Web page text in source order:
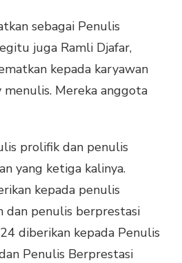
LENI
MARLINA
RAMLI
DJAFAR
sebagai Penulis
juga Ramli Djafar,
kepada karyawan
Mereka anggota
prolifik dan penulis
yang ketiga kalinya.
kepada penulis
dan penulis berprestasi
diberikan kepada Penulis
Penulis Berprestasi